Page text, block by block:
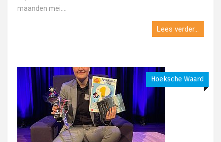
maanden mei....
Lees verder...
Hoeksche Waard